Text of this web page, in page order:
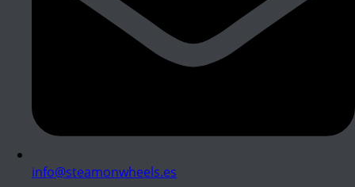
info@steamonwheels.es